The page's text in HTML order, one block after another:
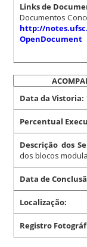
Links de
Documentos
http://
OpenDocument
Data da Vistoria:
Percentual
Descrição dos
dos blocos
Data de
Localização:
Registro